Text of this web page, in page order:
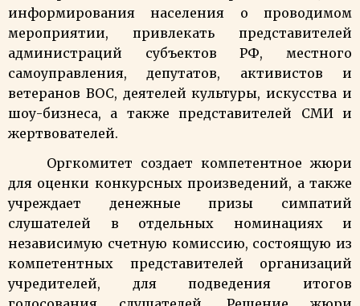
информирования населения о проводимом
мероприятии, привлекать представителей
администраций субъектов РФ, местного
самоуправления, депутатов, активистов и
ветеранов ВОС, деятелей культуры, искусства и
шоу-бизнеса, а также представителей СМИ и
жертвователей.
Оргкомитет создает компетентное жюри
для оценки конкурсных произведений, а также
учреждает денежные призы симпатий
слушателей в отдельных номинациях и
независимую счетную комиссию, состоящую из
компетентных представителей организаций
учредителей, для подведения итогов